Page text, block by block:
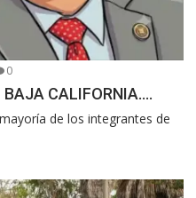
0
CALIFORNIA….
de los integrantes de